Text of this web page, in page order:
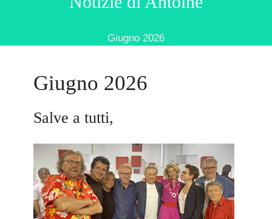
Giugno 2026
Giugno 2026
Salve a tutti,